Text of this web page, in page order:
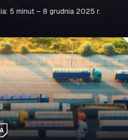
5 minut – 8 grudnia 2025 r.
flotą, które poprawią